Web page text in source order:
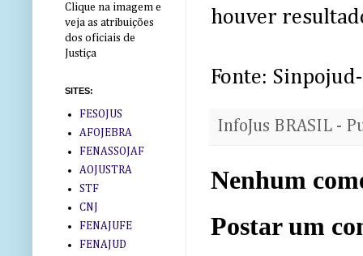
houver
Fonte:
InfoJus BRASIL -
Nenhum
Postar um
Clique na imagem e
veja as atribuições
dos oficiais de
Justiça
SITES:
FESOJUS
AFOJEBRA
FENASSOJAF
AOJUSTRA
STF
CNJ
FENAJUFE
FENAJUD